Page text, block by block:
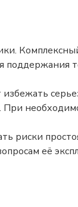
При
риски
её